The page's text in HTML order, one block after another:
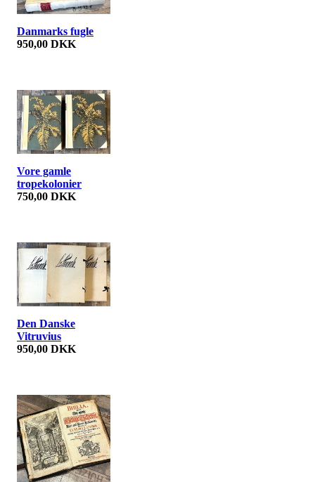
Danmarks fugle
950,00 DKK
Vore gamle
tropekolonier
750,00 DKK
Den Danske
Vitruvius
950,00 DKK